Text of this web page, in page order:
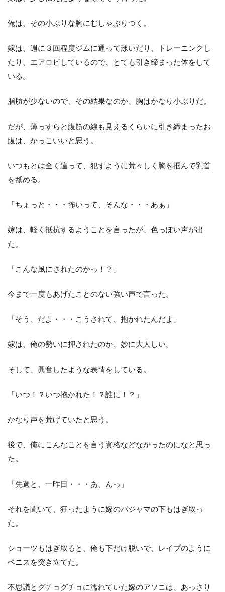
俺は、その小ぶりな胸にむしゃぶりつく。
嫁は、週に３回程度ジムに通って泳いだり、トレーニングし
たり、エアロビしているので、とても引き締まった体をして
いる。
脂肪が少ないので、その結果なのか、胸はかなり小ぶりだ。
だが、薄っすらと腹筋の線も見えるくらいに引き締まったお
腹は、かっこいいと思う。
いつもとは全く違って、犯すように荒々しく胸を掴んで乳首
を舐める。
「ちょっと・・・怖いって、そんな・・・あぁ」
嫁は、軽く抵抗するようことを言ったが、色っぽい声が出
た。
「こんな風にされたのかっ！？」
今まで一度もあげたことのない強い声で言った。
「そう、だよ・・・こうされて、抱かれたんだよ」
嫁は、俺の勢いに押されたのか、妙に大人しい。
そして、興奮したような表情をしている。
「いつ！？いつ抱かれた！？誰に！？」
かなり声を荒げていたと思う。
後で、俺にこんなことを言う資格などなかったのになと思っ
た。
「先週と、一昨日・・・あ、んっ」
それを聞いて、狂ったように嫁のパジャマの下もはぎ取っ
た。
ショーツもはぎ取ると、俺も下だけ脱いで、レイプのように
ペニスを突き立てた。
不思議とグチョグチョに濡れていた嫁のアソコは、あっさり